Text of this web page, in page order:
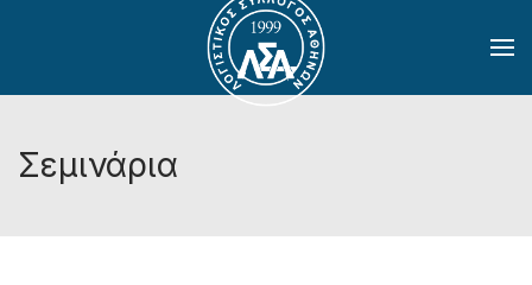
Skip to main content
Σεμινάρια